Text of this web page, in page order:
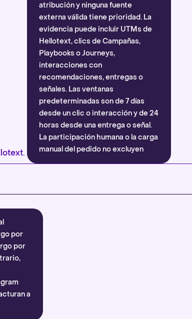
atribución y ninguna fuente
externa válida tiene prioridad. La
evidencia puede incluir UTMs de
Hellotext, clics de Campañas,
Playbooks o Journeys,
interacciones con
recomendaciones, entregas o
señales. Las ventanas
predeterminadas son de 7 días
desde un clic o interacción y de 24
horas desde una entrega o señal.
La participación humana o la carga
manual del pedido no excluyen
automáticamente la atribución.
por
por
a